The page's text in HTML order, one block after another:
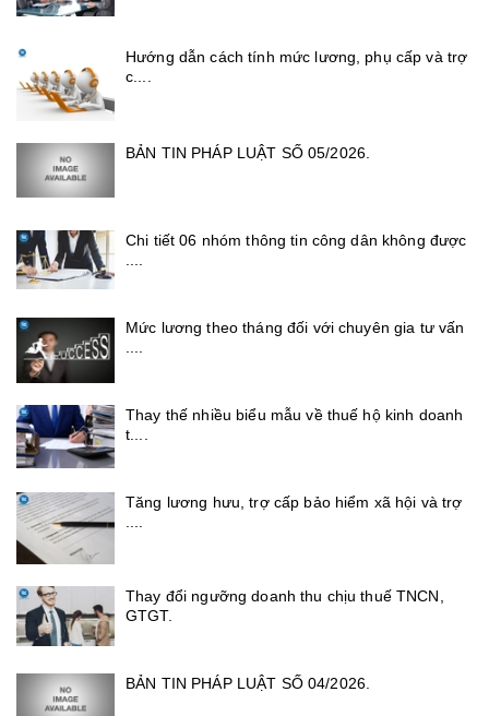
Hướng dẫn cách tính mức lương, phụ cấp và trợ
c....
BẢN TIN PHÁP LUẬT SỐ 05/2026.
Chi tiết 06 nhóm thông tin công dân không được
Mức lương theo tháng đối với chuyên gia tư vấn
Thay thế nhiều biểu mẫu về thuế hộ kinh doanh
t....
Tăng lương hưu, trợ cấp bảo hiểm xã hội và trợ
Thay đổi ngưỡng doanh thu chịu thuế TNCN,
GTGT.
BẢN TIN PHÁP LUẬT SỐ 04/2026.